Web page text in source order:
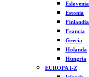
Eslovenia
Estonia
Finlandia
Francia
Grecia
Holanda
Hungría
EUROPA I-Z